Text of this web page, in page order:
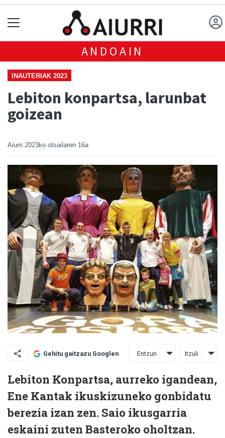
ANDOAIN
INAUTERIAK 2023
Lebiton konpartsa, larunbat
goizean
Aiurri 2023ko otsailaren 16a
Gehitu gaitzazu Googlen Entzun Itzuli
Lebiton Konpartsa, aurreko igandean,
Ene Kantak ikuskizuneko gonbidatu
berezia izan zen. Saio ikusgarria
eskaini zuten Basteroko oholtzan.